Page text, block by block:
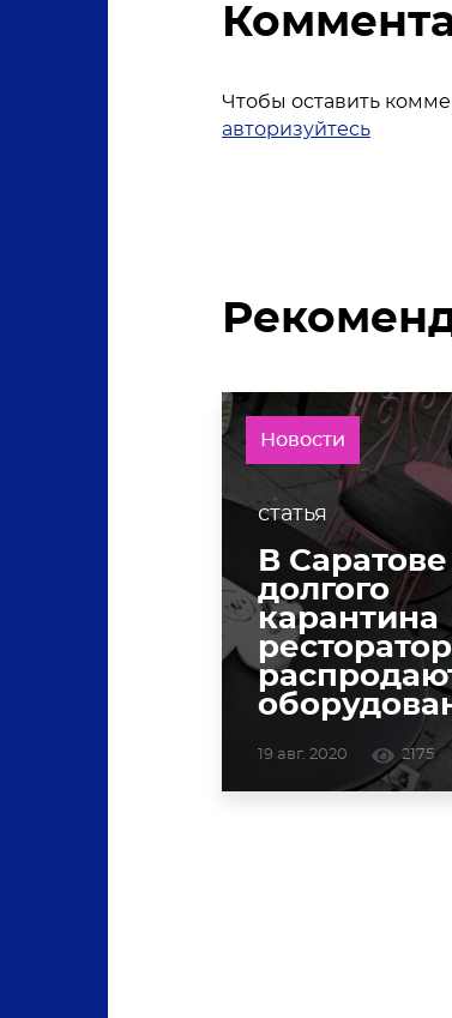
Чтобы оставить
авторизуйтесь
Новости
статья
В
долгого
карантина
19 авг. 2020 2175